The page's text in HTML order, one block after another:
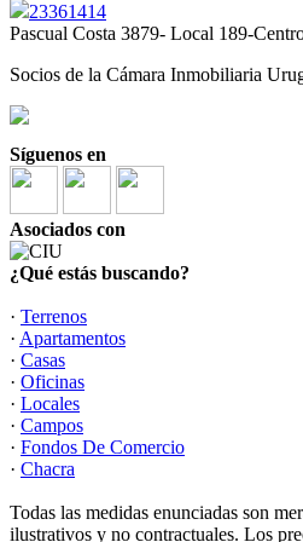
23361414
Pascual Costa 3879- Local 189-
Socios de la Cámara Inmobiliaria
Síguenos en
Asociados con
¿Qué estás buscando?
· Terrenos
· Apartamentos
· Casas
· Oficinas
· Locales
· Campos
· Fondos De Comercio
· Chacra
Todas las medidas enunciadas son
ilustrativos y no contractuales. Los